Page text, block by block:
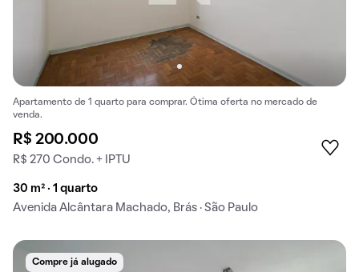
Apartamento de 1 quarto para comprar. Ótima oferta no mercado de
venda.
R$ 200.000
R$ 270 Condo. + IPTU
30 m² · 1 quarto
Avenida Alcântara Machado, Brás · São Paulo
Compre já alugado